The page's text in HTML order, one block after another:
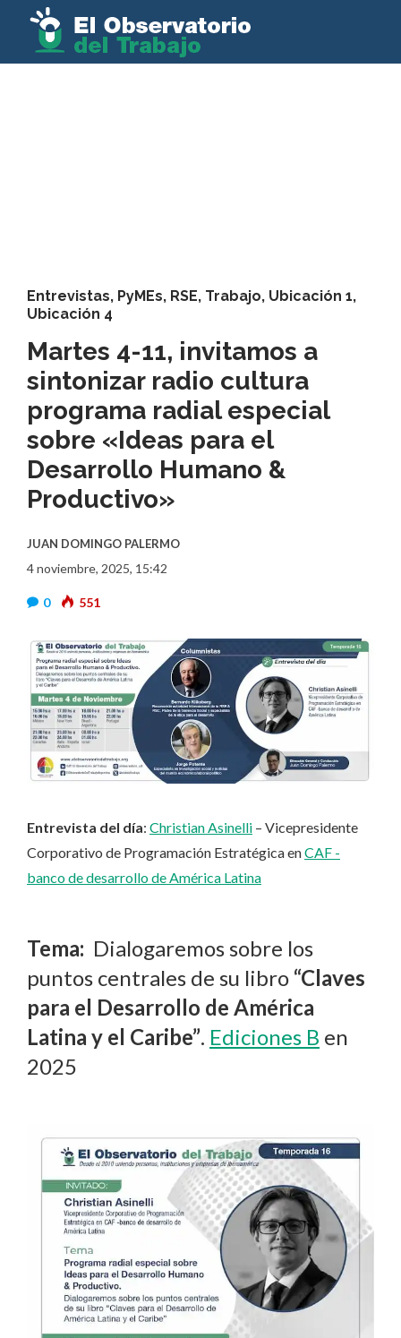
Entrevistas, PyMEs, RSE, Trabajo, Ubicación 1,
Ubicación 4
Martes 4-11, invitamos a
sintonizar radio cultura
programa radial especial
sobre «Ideas para el
Desarrollo Humano &
Productivo»
JUAN DOMINGO PALERMO
4 noviembre, 2025, 15:42
0 551
Entrevista del día: Christian Asinelli – Vicepresidente
Corporativo de Programación Estratégica enCAF -
banco de desarrollo de América Latina
Tema: Dialogaremos sobre los
puntos centrales de su libro “Claves
para el Desarrollo de América
Latina y el Caribe”. Ediciones B en
2025